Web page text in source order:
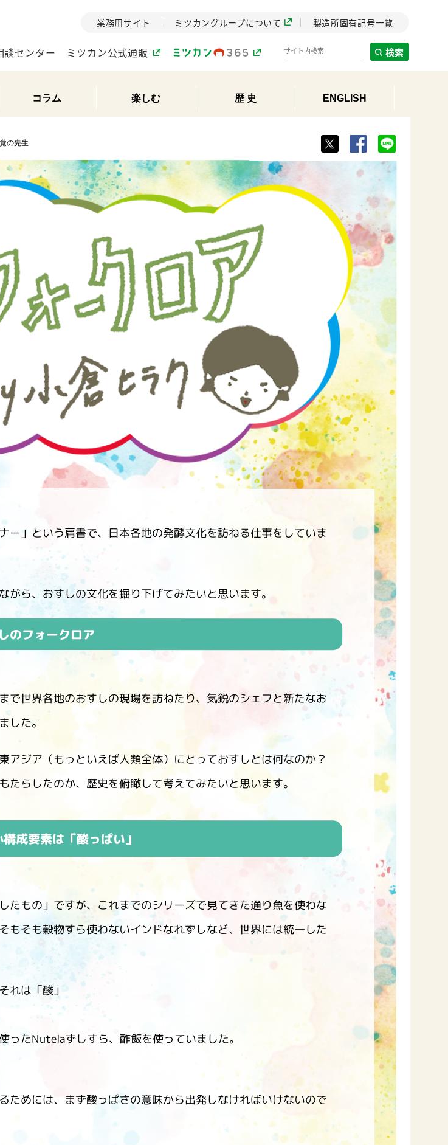
ぽん酢 みりん風・料理酒 鍋用調味料 たれ
おすしの素 炊き込みご飯の素 米飯用調味液
しプラ酢 カンタン酢 お酢ドリンク 味ぽん ぽん酢
ミツカンのCM
ループの企
紹介しま
創業から現在までのミ
ツカンの変革と挑戦の
歴史をご紹介します。
環境への取
紹介しま
水の文化センター
（アーカイブ）
1999年設立。「水」を
テーマとした社会貢献
活動を行っていまし
た。
ZENB initiative
植物を可能な限りまる
ごと使ったZENBのコン
セプトをご紹介しま
ツカンミュ
酢づくりの
学べる体験
す。
各部門が大切にして
「未来ビジョン宣言」
実現に向けた各部門の
取り組みをご紹介しま
おいしさと健康への
取り組み
ミツカンの研究成果と
おいしさと健康に役立
つ情報をご紹介しま
す。
ア東京「ぽ
」
談センター ミツカン公式通販
業務用サイト ミツカングループについて 製造所固有記号一覧
検索
コラム 楽しむ 歴 史 ENGLISH
の先生
ー」という肩書で、日本各地の発酵文化を訪ねる仕事をしていま
ら、おすしの文化を掘り下げてみたいと思います。
のフォークロア
で世界各地のおすしの現場を訪ねたり、気鋭のシェフと新たなお
した。
ジア（もっといえば人類全体）にとっておすしとは何なのか？
らしたのか、歴史を俯瞰して考えてみたいと思います。
成要素は「酸っぱい」
たもの」ですが、これまでのシリーズで見てきた通り魚を使わな
もそも穀物すら使わないインドなれずしなど、世界には統一した
れは「酸」
たNutelaずしすら、酢飯を使っていました。
ためには、まず酸っぱさの意味から出発しなければいけないので